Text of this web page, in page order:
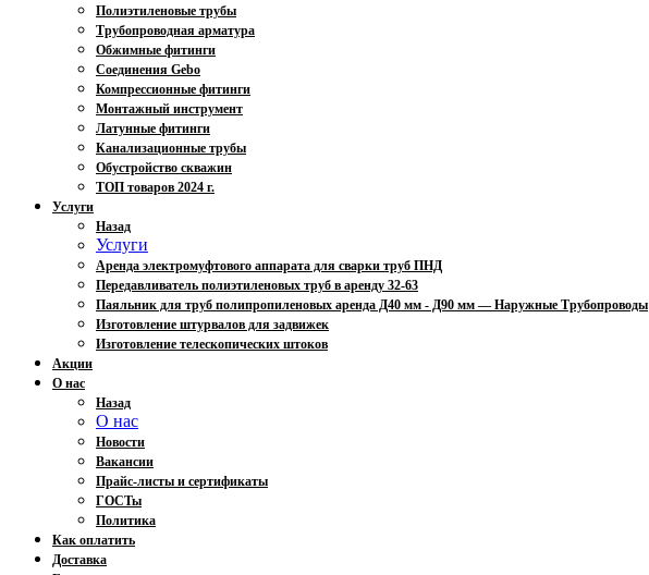
Полиэтиленовые трубы
Трубопроводная арматура
Обжимные фитинги
Соединения Gebo
Компрессионные фитинги
Монтажный инструмент
Латунные фитинги
Канализационные трубы
Обустройство скважин
ТОП товаров 2024 г.
Услуги
Назад
Услуги
Аренда электромуфтового аппарата для сварки труб ПНД
Передавливатель полиэтиленовых труб в аренду 32-63
Паяльник для труб полипропиленовых аренда Д40 мм - Д90 мм — Наружные Трубопроводы
Изготовление штурвалов для задвижек
Изготовление телескопических штоков
Акции
О нас
Назад
О нас
Новости
Вакансии
Прайс-листы и сертификаты
ГОСТы
Политика
Как оплатить
Доставка